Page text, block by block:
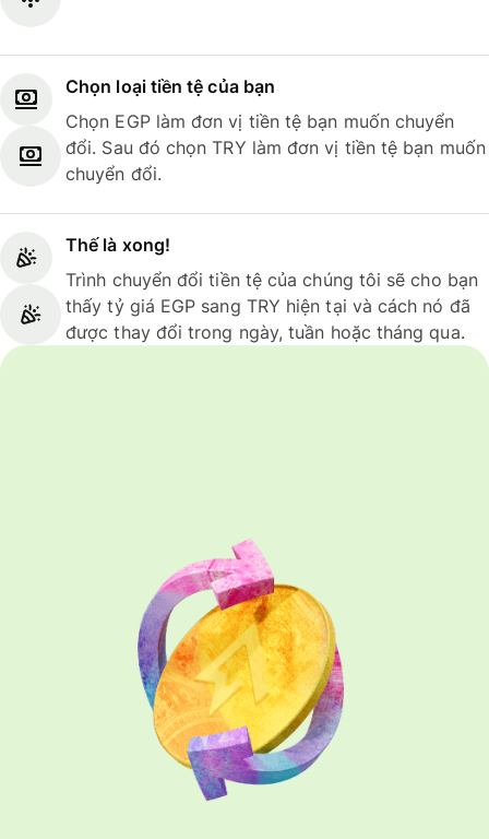
Chọn loại tiền tệ của bạn
Chọn EGP làm đơn vị tiền tệ bạn muốn chuyển
đổi. Sau đó chọn TRY làm đơn vị tiền tệ bạn muốn
chuyển đổi.
Thế là xong!
Trình chuyển đổi tiền tệ của chúng tôi sẽ cho bạn
thấy tỷ giá EGP sang TRY hiện tại và cách nó đã
được thay đổi trong ngày, tuần hoặc tháng qua.